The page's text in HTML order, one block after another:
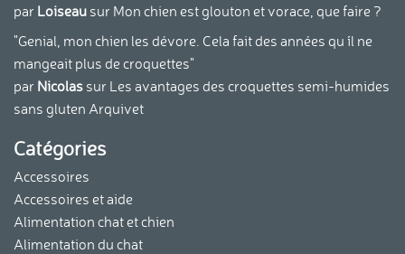
par Loiseau sur Mon chien est glouton et vorace, que faire ?
"Genial, mon chien les dévore. Cela fait des années qu ´il ne
mangeait plus de croquettes"
par Nicolas sur Les avantages des croquettes semi-humides
sans gluten Arquivet
Catégories
Accessoires
Accessoires et aide
Alimentation chat et chien
Alimentation du chat